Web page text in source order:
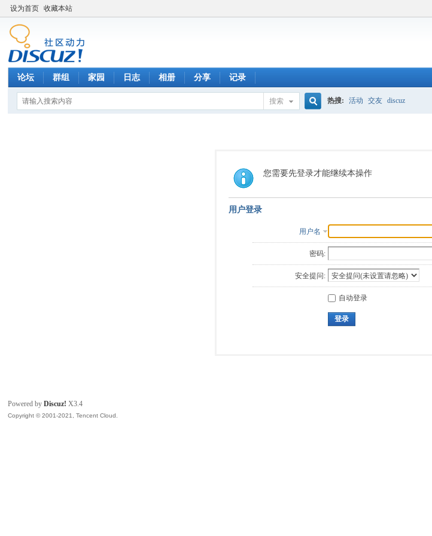
设为首页 收藏本站
论坛 群组 家园 日志 相册 分享 记录
搜索
索
热搜: 活动 交友 discuz
您需要先登录才能继续本操作
用户登录
用户名
密码:
安全提问:
自动登录
登录
Powered byDiscuz! X3.4
Copyright © 2001-2021, Tencent Cloud.